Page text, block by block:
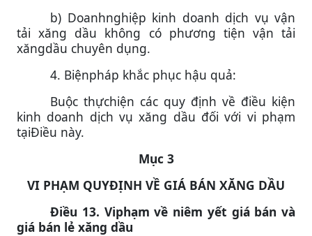
b) Doanhnghiệp kinh doanh dịch vụ vận
tải xăng dầu không có phương tiện vận tải
xăngdầu chuyên dụng.
4. Biệnpháp khắc phục hậu quả:
Buộc thựchiện các quy định về điều kiện
kinh doanh dịch vụ xăng dầu đối với vi phạm
tạiĐiều này.
Mục 3
VI PHẠM QUYĐỊNH VỀ GIÁ BÁN XĂNG DẦU
Điều 13. Viphạm về niêm yết giá bán và
giá bán lẻ xăng dầu